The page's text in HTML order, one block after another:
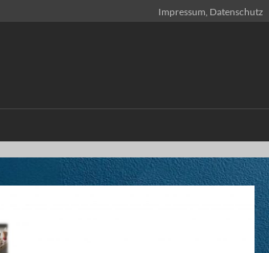
Impressum, Datenschutz